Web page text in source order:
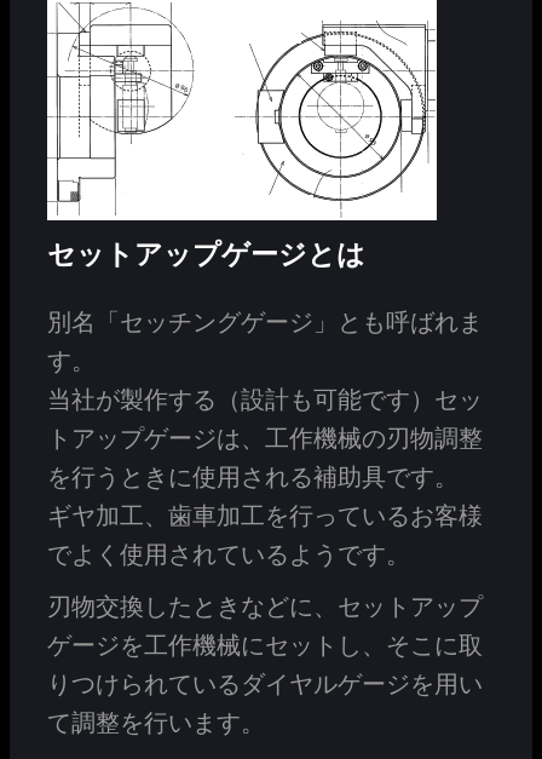
セットアップゲージとは
別名「セッチングゲージ」とも呼ばれま
す。
当社が製作する（設計も可能です）セッ
トアップゲージは、工作機械の刃物調整
を行うときに使用される補助具です。
ギヤ加工、歯車加工を行っているお客様
でよく使用されているようです。
刃物交換したときなどに、セットアップ
ゲージを工作機械にセットし、そこに取
りつけられているダイヤルゲージを用い
て調整を行います。